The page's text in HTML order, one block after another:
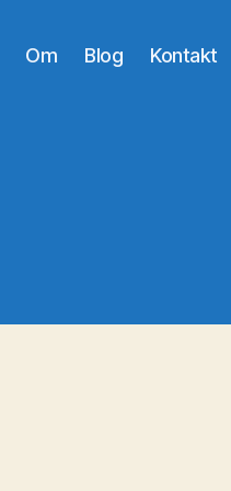
Om Blog Kontakt